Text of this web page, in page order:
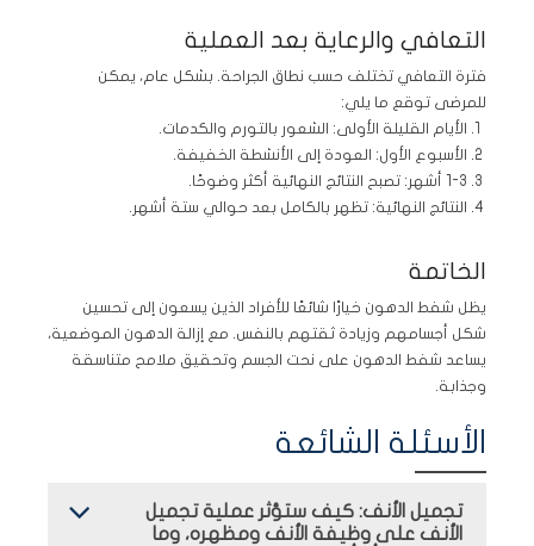
التعافي والرعاية بعد العملية
فترة التعافي تختلف حسب نطاق الجراحة. بشكل عام، يمكن
للمرضى توقع ما يلي:
الأيام القليلة الأولى: الشعور بالتورم والكدمات.
الأسبوع الأول: العودة إلى الأنشطة الخفيفة.
1-3 أشهر: تصبح النتائج النهائية أكثر وضوحًا.
النتائج النهائية: تظهر بالكامل بعد حوالي ستة أشهر.
الخاتمة
يظل شفط الدهون خيارًا شائعًا للأفراد الذين يسعون إلى تحسين
شكل أجسامهم وزيادة ثقتهم بالنفس. مع إزالة الدهون الموضعية،
يساعد شفط الدهون على نحت الجسم وتحقيق ملامح متناسقة
وجذابة.
الأسئلة الشائعة
تجميل الأنف: كيف ستؤثر عملية تجميل
الأنف على وظيفة الأنف ومظهره، وما